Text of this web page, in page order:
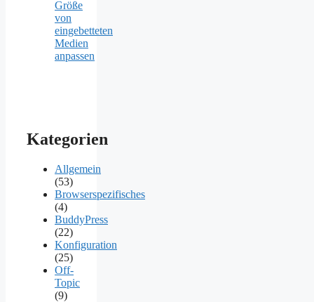
Größe
von
eingebetteten
Medien
anpassen
Kategorien
Allgemein
(53)
Browserspezifisches
(4)
BuddyPress
(22)
Konfiguration
(25)
Off-
Topic
(9)